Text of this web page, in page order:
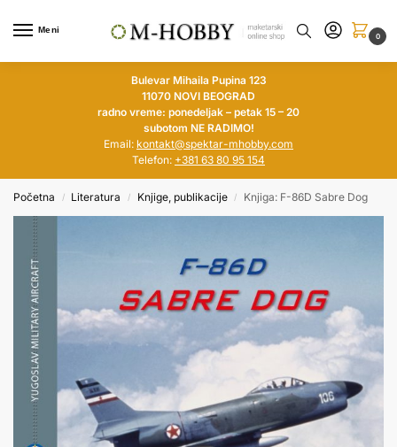
Meni
0
Bulevar Mihaila Pupina 123
11070 NOVI BEOGRAD
radno vreme: ponedeljak – petak 15 – 20
subotom NE RADIMO!
Email: kontakt@spektar-mhobby.com
Telefon: +381 63 80 95 154
Početna / Literatura / Knjige, publikacije / Knjiga: F-86D Sabre Dog